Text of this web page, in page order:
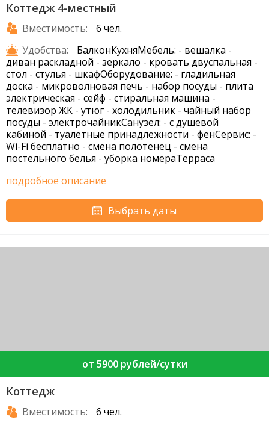
Коттедж 4-местный
Вместимость:
6 чел.
Удобства:
БалконКухняМебель: - вешалка -
диван раскладной - зеркало - кровать двуспальная -
стол - стулья - шкафОборудование: - гладильная
доска - микроволновая печь - набор посуды - плита
электрическая - сейф - стиральная машина -
телевизор ЖК - утюг - холодильник - чайный набор
посуды - электрочайникСанузел: - с душевой
кабиной - туалетные принадлежности - фенСервис: -
Wi-Fi бесплатно - смена полотенец - смена
постельного белья - уборка номераТерраса
подробное описание
Выбрать даты
от 5900 рублей/сутки
Коттедж
Вместимость:
6 чел.